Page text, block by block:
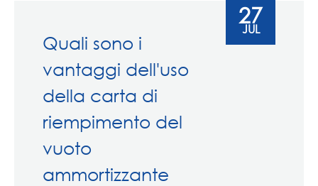
Quali sono i
vantaggi dell'uso
della carta di
riempimento del
vuoto
ammortizzante
27
JUL